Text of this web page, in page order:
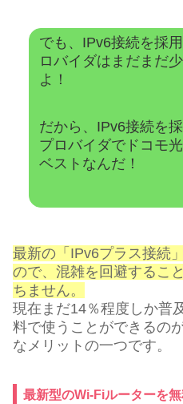
でも、IPv6接続を採
ロバイダはまだまだ
よ！
だから、IPv6接続を
プロバイダでドコモ
ベストなんだ！
最新の「IPv6プラス接続
ので、混雑を回避するこ
ちません。
現在まだ14％程度しか普
料で使うことができるの
なメリットの一つです。
最新型のWi-Fiルーターを